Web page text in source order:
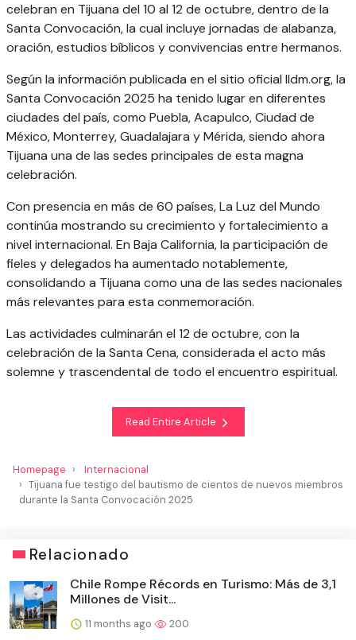
celebran en Tijuana del 10 al 12 de octubre, dentro de la
Santa Convocación, la cual incluye jornadas de alabanza,
oración, estudios bíblicos y convivencias entre hermanos.
Según la información publicada en el sitio oficial lldm.org, la
Santa Convocación 2025 ha tenido lugar en diferentes
ciudades del país, como Puebla, Acapulco, Ciudad de
México, Monterrey, Guadalajara y Mérida, siendo ahora
Tijuana una de las sedes principales de esta magna
celebración.
Con presencia en más de 60 países, La Luz del Mundo
continúa mostrando su crecimiento y fortalecimiento a
nivel internacional. En Baja California, la participación de
fieles y delegados ha aumentado notablemente,
consolidando a Tijuana como una de las sedes nacionales
más relevantes para esta conmemoración.
Las actividades culminarán el 12 de octubre, con la
celebración de la Santa Cena, considerada el acto más
solemne y trascendental de todo el encuentro espiritual.
Read Entire Article
Homepage
Internacional
Tijuana fue testigo del bautismo de cientos de nuevos miembros
durante la Santa Convocación 2025
Relacionado
Chile Rompe Récords en Turismo: Más de 3,1
Millones de Visit...
11 months ago 200